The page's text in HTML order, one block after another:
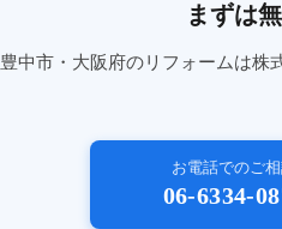
まずは
豊中市・大阪府のリフォームは株
お電話でのご
06-6334-